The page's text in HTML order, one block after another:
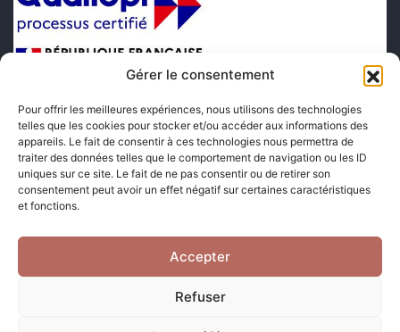
Gérer le consentement
Pour offrir les meilleures expériences, nous utilisons des technologies
telles que les cookies pour stocker et/ou accéder aux informations des
appareils. Le fait de consentir à ces technologies nous permettra de
traiter des données telles que le comportement de navigation ou les ID
uniques sur ce site. Le fait de ne pas consentir ou de retirer son
consentement peut avoir un effet négatif sur certaines caractéristiques
et fonctions.
Accepter
Refuser
Suivez-nous sur les réseaux sociaux